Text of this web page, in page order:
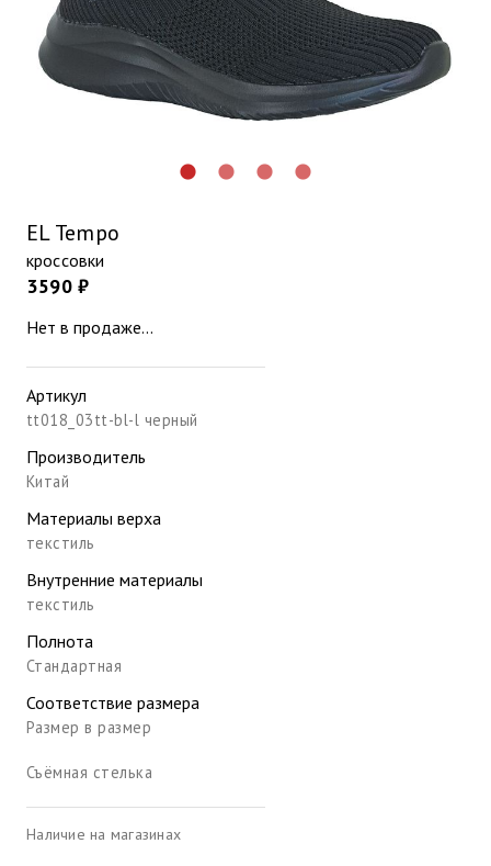
lens lens lens lens
EL Tempo
кроссовки
3590 ₽
Нет в продаже...
Артикул
tt018_03tt-bl-l черный
Производитель
Китай
Материалы верха
текстиль
Внутренние материалы
текстиль
Полнота
Стандартная
Соответствие размера
Размер в размер
Съёмная стелька
Наличие на магазинах